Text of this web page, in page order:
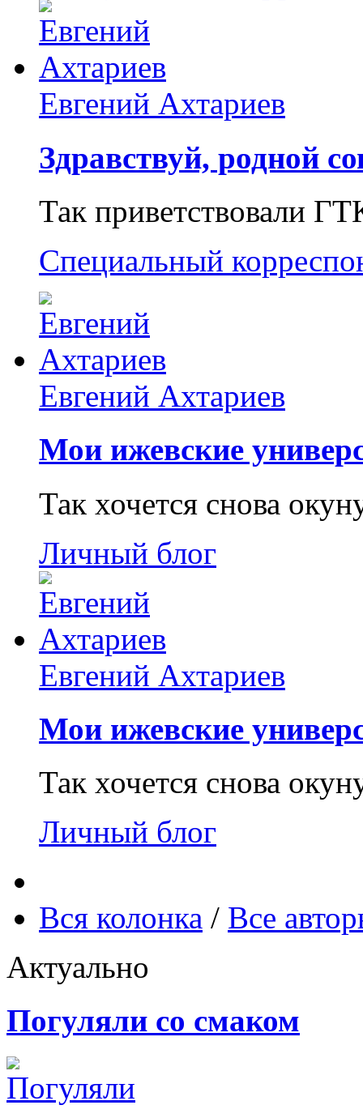
Евгений Ахтариев
Здравствуй, родной
Так приветствовали
Специальный
Евгений Ахтариев
Мои ижевские
Так хочется снова
Личный блог
Евгений Ахтариев
Мои ижевские
Так хочется снова
Личный блог
Вся колонка / Все
Актуально
Погуляли со смаком